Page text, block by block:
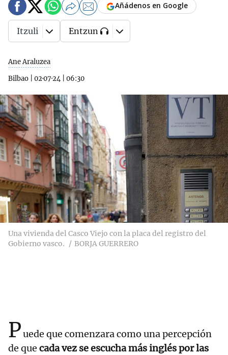
Ane Araluzea
Bilbao
02·07·24 06:30
Añádenos en Google
Itzuli Entzun
Una vivienda del Casco Viejo con la placa del registro del
Gobierno vasco.
BORJA GUERRERO
Puede que comenzara como una percepción
de que cada vez se escucha más inglés por las